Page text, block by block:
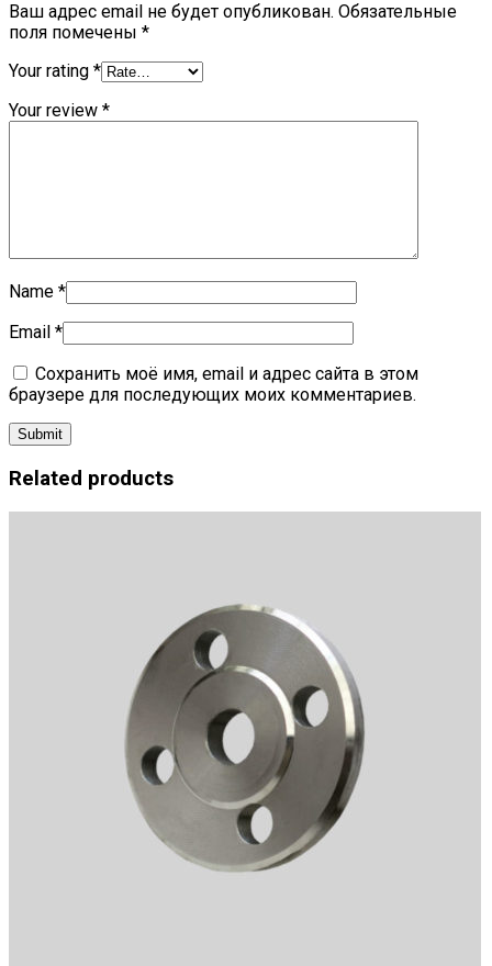
Ваш адрес email не будет опубликован. Обязательные
поля помечены *
Your rating *
Your review *
Name *
Email *
Сохранить моё имя, email и адрес сайта в этом
браузере для последующих моих комментариев.
Related products